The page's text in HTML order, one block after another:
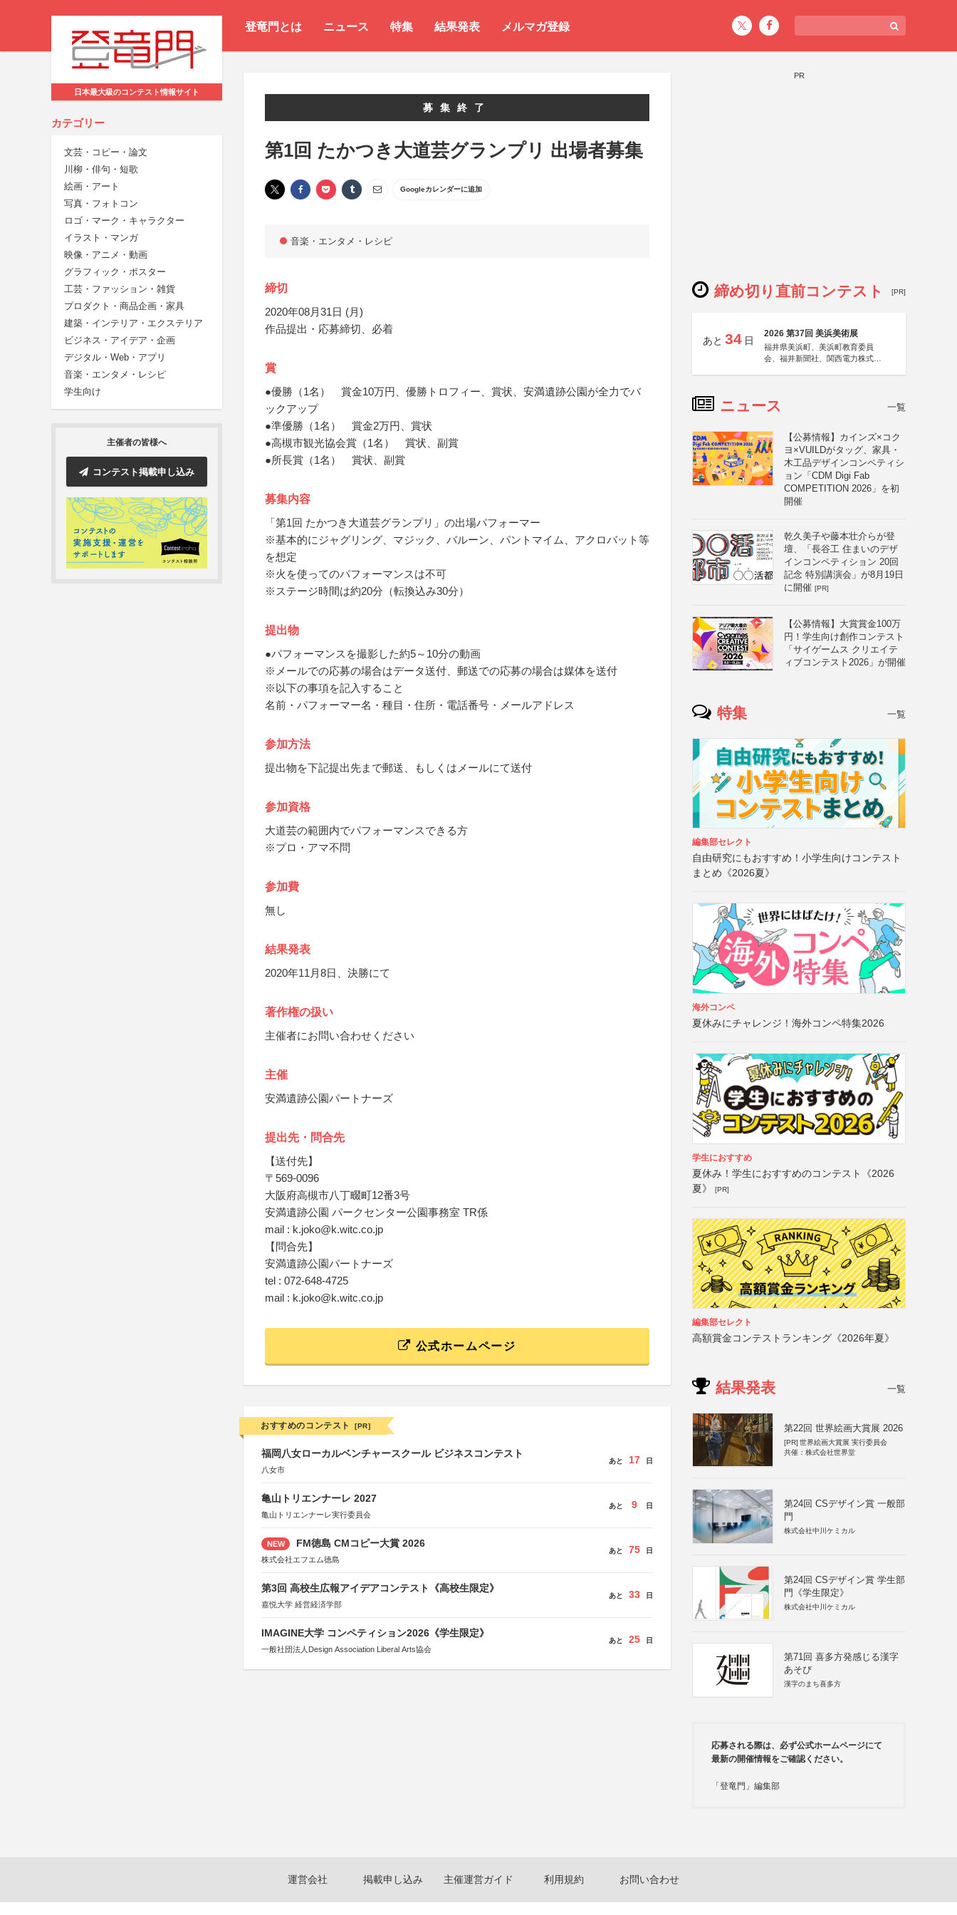
登竜門とは ニュース 特集 結果発表 メルマガ登録
日本最大級のコンテスト情報サイト
カテゴリー
文芸・コピー・論文
川柳・俳句・短歌
絵画・アート
写真・フォトコン
ロゴ・マーク・キャラクター
イラスト・マンガ
映像・アニメ・動画
グラフィック・ポスター
工芸・ファッション・雑貨
プロダクト・商品企画・家具
建築・インテリア・エクステリア
ビジネス・アイデア・企画
デジタル・Web・アプリ
音楽・エンタメ・レシピ
学生向け
主催者の皆様へ
コンテスト掲載申し込み
募集終了
第1回 たかつき大道芸グランプリ 出場者募集
Googleカレンダーに追加
音楽・エンタメ・レシピ
締切
2020年08月31日 (月)
作品提出・応募締切、必着
賞
●優勝（1名） 賞金10万円、優勝トロフィー、賞状、安満遺跡公園が全力でバ
ックアップ
●準優勝（1名） 賞金2万円、賞状
●高槻市観光協会賞（1名） 賞状、副賞
●所長賞（1名） 賞状、副賞
募集内容
「第1回 たかつき大道芸グランプリ」の出場パフォーマー
※基本的にジャグリング、マジック、バルーン、パントマイム、アクロバット等
を想定
※火を使ってのパフォーマンスは不可
※ステージ時間は約20分（転換込み30分）
提出物
●パフォーマンスを撮影した約5～10分の動画
※メールでの応募の場合はデータ送付、郵送での応募の場合は媒体を送付
※以下の事項を記入すること
名前・パフォーマー名・種目・住所・電話番号・メールアドレス
参加方法
提出物を下記提出先まで郵送、もしくはメールにて送付
参加資格
大道芸の範囲内でパフォーマンスできる方
※プロ・アマ不問
参加費
無し
結果発表
2020年11月8日、決勝にて
著作権の扱い
主催者にお問い合わせください
主催
安満遺跡公園パートナーズ
提出先・問合先
【送付先】
〒569-0096
大阪府高槻市八丁畷町12番3号
安満遺跡公園 パークセンター公園事務室 TR係
mail : k.joko@k.witc.co.jp
【問合先】
安満遺跡公園パートナーズ
tel : 072-648-4725
mail : k.joko@k.witc.co.jp
公式ホームページ
おすすめのコンテスト [PR]
福岡八女ローカルベンチャースクール ビジネスコンテスト
八女市
あと 17 日
亀山トリエンナーレ 2027
亀山トリエンナーレ実行委員会
あと 9 日
NEW FM徳島 CMコピー大賞 2026
株式会社エフエム徳島
あと 75 日
第3回 高校生広報アイデアコンテスト《高校生限定》
嘉悦大学 経営経済学部
あと 33 日
IMAGINE大学 コンペティション2026《学生限定》
一般社団法人Design Association Liberal Arts協会
あと 25 日
PR
締め切り直前コンテスト [PR]
あと 34 日
2026 第37回 美浜美術展
福井県美浜町、美浜町教育委員
会、福井新聞社、関西電力株式会
ニュース 一覧
【公募情報】カインズ×コク
ヨ×VUILDがタッグ、家具・
木工品デザインコンペティシ
ョン「CDM Digi Fab
COMPETITION 2026」を初
開催
乾久美子や藤本壮介らが登
壇、「長谷工 住まいのデザ
インコンペティション 20回
記念 特別講演会」が8月19日
に開催 [PR]
【公募情報】大賞賞金100万
円！学生向け創作コンテスト
「サイゲームス クリエイテ
ィブコンテスト2026」が開催
特集 一覧
編集部セレクト
自由研究にもおすすめ！小学生向けコンテスト
まとめ《2026夏》
海外コンペ
夏休みにチャレンジ！海外コンペ特集2026
学生におすすめ
夏休み！学生におすすめのコンテスト《2026
夏》
[PR]
編集部セレクト
高額賞金コンテストランキング《2026年夏》
結果発表 一覧
第22回 世界絵画大賞展 2026
[PR] 世界絵画大賞展 実行委員会
共催：株式会社世界堂
第24回 CSデザイン賞 一般部
門
株式会社中川ケミカル
第24回 CSデザイン賞 学生部
門《学生限定》
株式会社中川ケミカル
第71回 喜多方発感じる漢字
あそび
漢字のまち喜多方
応募される際は、必ず公式ホームページにて
最新の開催情報をご確認ください。
「登竜門」編集部
運営会社 掲載申し込み 主催運営ガイド 利用規約 お問い合わせ